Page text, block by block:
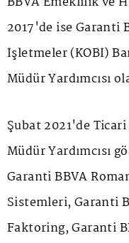
2017'de ise Garanti
İşletmeler (KOBİ)
Müdür Yardımcısı
Şubat 2021'de
Müdür Yardımcısı
Garanti BBVA
Sistemleri, Garanti
Faktoring, Garanti